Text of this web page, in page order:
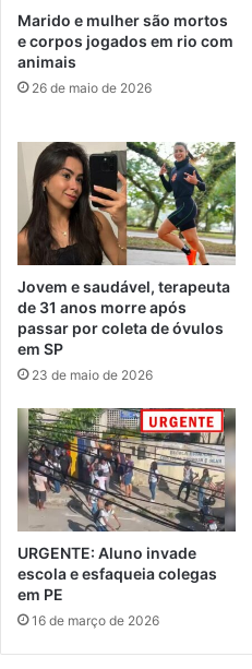
Marido e mulher são mortos
e corpos jogados em rio com
animais
26 de maio de 2026
Jovem e saudável, terapeuta
de 31 anos morre após
passar por coleta de óvulos
em SP
23 de maio de 2026
URGENTE: Aluno invade
escola e esfaqueia colegas
em PE
16 de março de 2026